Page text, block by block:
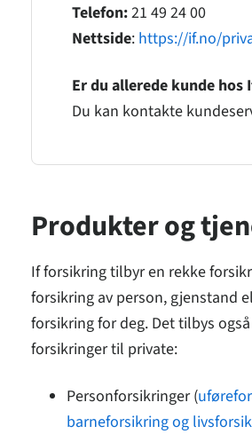
Telefon:21 49 24 00
Nettside: https://if.no/
Er du allerede kunde hos
Du kan kontakte
Produkter og
If forsikring tilbyr en rekke
forsikring av person, gjenstand
forsikring for deg. Det tilbys
forsikringer til private:
Personforsikringer (
barneforsikring og